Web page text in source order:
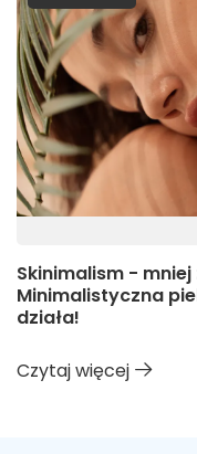
Skinimalism -
Minimalistyczna
działa!
Czytaj więcej